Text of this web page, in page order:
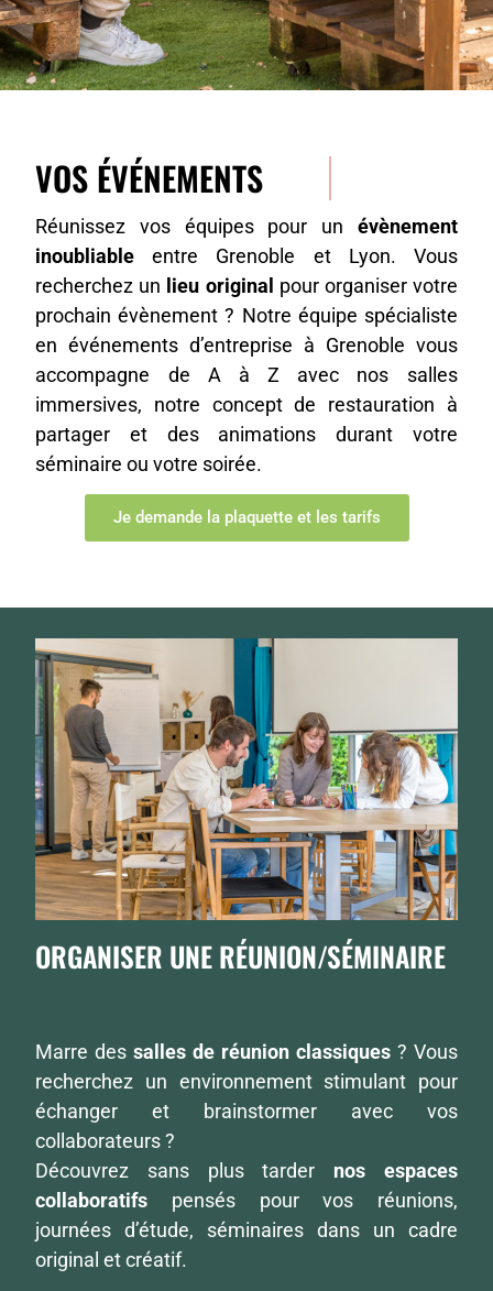
VOS ÉVÉNEMENTS
Réunissez vos équipes pour un évènement
inoubliable entre Grenoble et Lyon. Vous
recherchez un lieu original pour organiser votre
prochain évènement ? Notre équipe spécialiste
en événements d’entreprise à Grenoble vous
accompagne de A à Z avec nos salles
immersives, notre concept de restauration à
partager et des animations durant votre
séminaire ou votre soirée.
Je demande la plaquette et les tarifs
ORGANISER UNE RÉUNION/SÉMINAIRE
Marre dessalles de réunion classiques ? Vous
recherchez un environnement stimulant pour
échanger et brainstormer avec vos
collaborateurs ?
Découvrez sans plus tarder nos espaces
collaboratifs pensés pour vos réunions,
journées d’étude, séminaires dans un cadre
original et créatif.